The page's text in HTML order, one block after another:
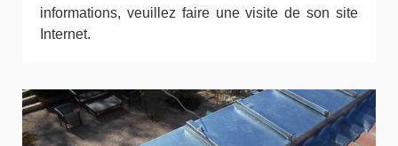
informations, veuillez faire une visite de son site
Internet.